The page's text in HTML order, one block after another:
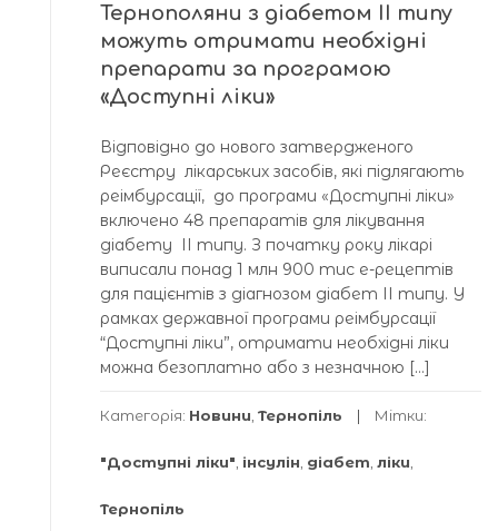
Тернополяни з діабетом ІІ типу
можуть отримати необхідні
препарати за програмою
«Доступні ліки»
Відповідно до нового затвердженого
Реєстру лікарських засобів, які підлягають
реімбурсації, до програми «Доступні ліки»
включено 48 препаратів для лікування
діабету ІІ типу. З початку року лікарі
виписали понад 1 млн 900 тис е-рецептів
для пацієнтів з діагнозом діабет ІІ типу. У
рамках державної програми реімбурсації
“Доступні ліки”, отримати необхідні ліки
можна безоплатно або з незначною […]
Категорія: Новини Тернопіль Мітки:
"Доступні ліки" інсулін діабет ліки
Тернопіль